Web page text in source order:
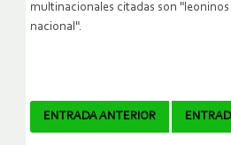
multinacionales citadas son "leoninos
nacional".
Navegador
ENTRADA ANTERIOR